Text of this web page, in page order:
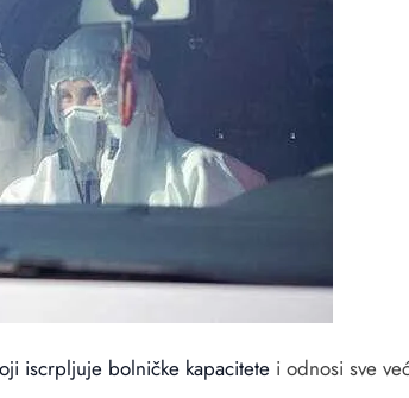
iscrpljuje bolničke kapacitete i odnosi sve